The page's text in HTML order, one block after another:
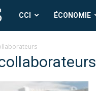
CCI
News
CCI ÉCONOMIE